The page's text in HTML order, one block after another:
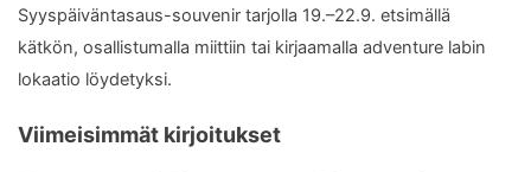
Syyspäiväntasaus-souvenir tarjolla 19.–22.9. etsimällä
kätkön, osallistumalla miittiin tai kirjaamalla adventure labin
lokaatio löydetyksi.
Viimeisimmät kirjoitukset